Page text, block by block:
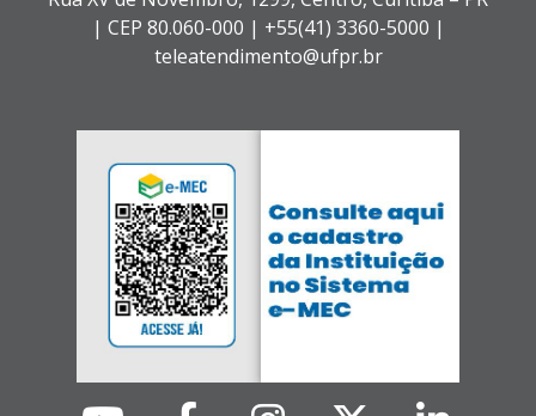
| CEP 80.060-000 | +55(41) 3360-5000 |
teleatendimento@ufpr.br